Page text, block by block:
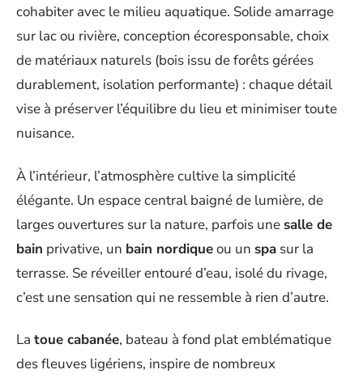
cohabiter avec le milieu aquatique. Solide amarrage
sur lac ou rivière, conception écoresponsable, choix
de matériaux naturels (bois issu de forêts gérées
durablement, isolation performante) : chaque détail
vise à préserver l’équilibre du lieu et minimiser toute
nuisance.
À l’intérieur, l’atmosphère cultive la simplicité
élégante. Un espace central baigné de lumière, de
larges ouvertures sur la nature, parfois une salle de
bain privative, un bain nordiqueou un spa sur la
terrasse. Se réveiller entouré d’eau, isolé du rivage,
c’est une sensation qui ne ressemble à rien d’autre.
La toue cabanée, bateau à fond plat emblématique
des fleuves ligériens, inspire de nombreux